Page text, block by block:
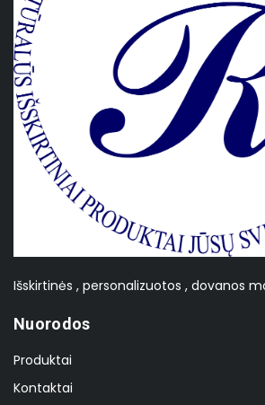
Išskirtinės , personalizuotos , dovanos
Nuorodos
Produktai
Kontaktai